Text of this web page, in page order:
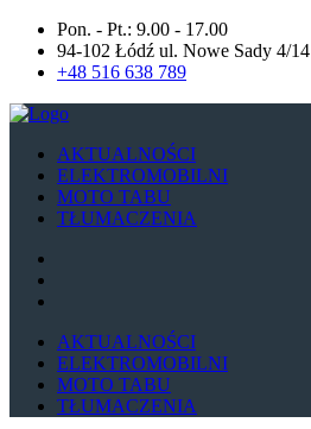
Pon. - Pt.: 9.00 - 17.00
94-102 Łódź ul. Nowe Sady 4/14
+48 516 638 789
AKTUALNOŚCI
ELEKTROMOBILNI
MOTO TABU
TŁUMACZENIA
AKTUALNOŚCI
ELEKTROMOBILNI
MOTO TABU
TŁUMACZENIA